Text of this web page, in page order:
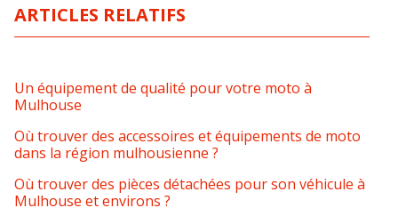
ARTICLES RELATIFS
Un équipement de qualité pour votre moto à
Mulhouse
Où trouver des accessoires et équipements de moto
dans la région mulhousienne ?
Où trouver des pièces détachées pour son véhicule à
Mulhouse et environs ?